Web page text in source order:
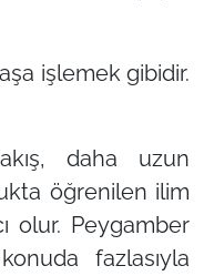
işlemek gibidir.
daha uzun
öğrenilen ilim
olur. Peygamber
fazlasıyla